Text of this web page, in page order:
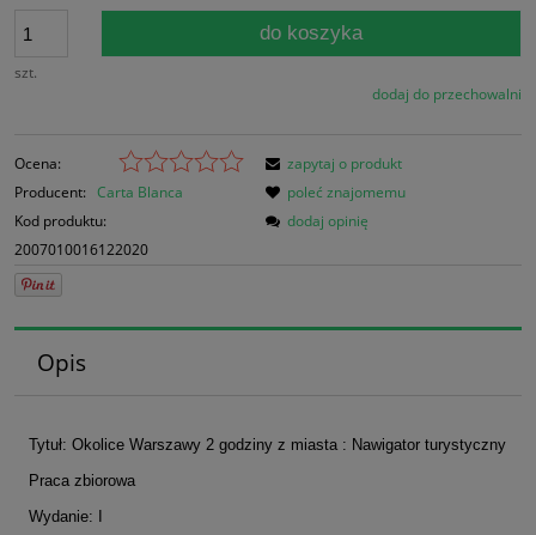
szt.
do koszyka
dodaj do przechowalni
Ocena:
Producent: Carta Blanca
Kod produktu:
2007010016122020
zapytaj o produkt
poleć znajomemu
dodaj opinię
Opis
Tytuł: Okolice Warszawy 2 godziny z miasta : Nawigator turystyczny
Praca zbiorowa
Wydanie: I